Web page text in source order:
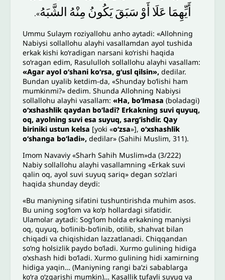
أَيِّهِمَا عَلَا أَوْ سَبَقَ يَكُونُ مِنْهُ الشَّبَهُ».
Ummu Sulaym roziyallohu anho aytadi: «Allohning
Nabiysi sollallohu alayhi vasallamdan ayol tushida
erkak kishi ko‘radigan narsani ko‘rishi haqida
so‘ragan edim, Rasululloh sollallohu alayhi vasallam:
«Agar ayol o‘shani ko‘rsa, g‘usl qilsin», dedilar.
Bundan uyalib ketdim-da, «Shunday bo‘lishi ham
mumkinmi?» dedim. Shunda Allohning Nabiysi
sollallohu alayhi vasallam:«Ha, bo‘lmasa (boladagi)
o‘xshashlik qaydan bo‘ladi? Erkakning suvi quyuq,
oq, ayolning suvi esa suyuq, sarg‘ishdir. Qay
biriniki ustun kelsa [yoki «o‘zsa»],o‘xshashlik
o‘shanga bo‘ladi», dedilar» (Sahihi Muslim, 311).
Imom Navaviy «Sharh Sahih Muslim»da (3/222)
Nabiy sollallohu alayhi vasallamning «Erkak suvi
qalin oq, ayol suvi suyuq sariq» degan so‘zlari
haqida shunday deydi:
«Bu maniyning sifatini tushuntirishda muhim asos.
Bu uning sog‘lom va ko‘p hollardagi sifatidir.
Ulamolar aytadi: Sog‘lom holda erkakning maniysi
oq, quyuq, bo‘linib-bo‘linib, otilib, shahvat bilan
chiqadi va chiqishidan lazzatlanadi. Chiqqandan
so‘ng holsizlik paydo bo‘ladi. Xurmo gulining hidiga
o‘xshash hidi bo‘ladi. Xurmo gulining hidi xamirning
hidiga yaqin… (Maniyning rangi ba’zi sabablarga
ko‘ra o‘zgarishi mumkin)… Kasallik tufayli suyuq va